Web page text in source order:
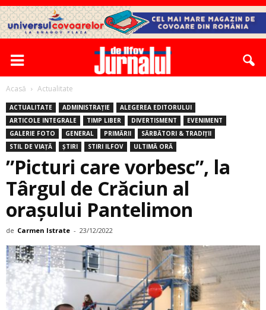
Acasă Actualitate
ACTUALITATE ADMINISTRAȚIE
ALEGEREA EDITORULUI
ARTICOLE INTEGRALE
TIMP LIBER DIVERTISMENT
EVENIMENT
GALERIE FOTO
GENERAL PRIMĂRII
SĂRBĂTORI & TRADIȚII
STIL DE VIAȚĂ
ȘTIRI STIRI ILFOV ULTIMĂ ORĂ
”Picturi care vorbesc”, la
Târgul de Crăciun al
oraşului Pantelimon
de Carmen Istrate - 23/12/2022